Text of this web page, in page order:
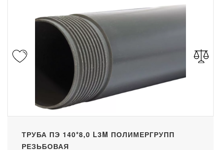
ТРУБА ПЭ 140*8,0 L3M ПОЛИМЕРГРУПП
РЕЗЬБОВАЯ